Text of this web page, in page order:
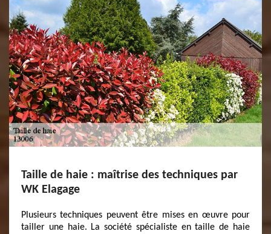
Taille de haie : maîtrise des techniques par
WK Elagage
Plusieurs techniques peuvent être mises en œuvre pour
tailler une haie. La société spécialiste en taille de haie